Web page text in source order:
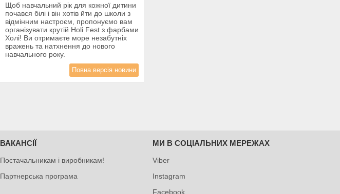
Щоб навчальний рік для кожної дитини
почався білі і він хотів йти до школи з
відмінним настроєм, пропонуємо вам
організувати крутій Holi Fest з фарбами
Холі! Ви отримаєте море незабутніх
вражень та натхнення до нового
навчального року.
Повна версія новини
ВАКАНСІЇ
Постачальникам і виробникам!
Партнерська програма
МИ В СОЦІАЛЬНИХ МЕРЕЖАХ
Viber
Instagram
Facebook